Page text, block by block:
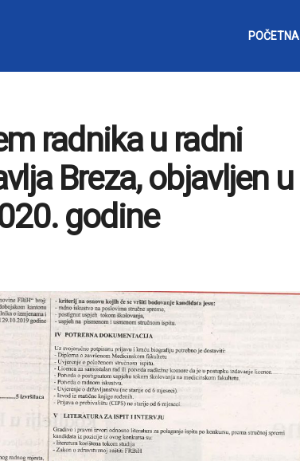
POČETNA
radnika u radni
Breza, objavljen u
godine